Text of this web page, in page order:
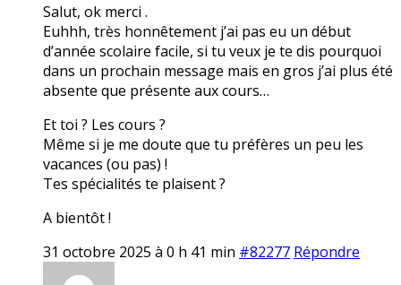
Salut, ok merci .
Euhhh, très honnêtement j’ai pas eu un début
d’année scolaire facile, si tu veux je te dis pourquoi
dans un prochain message mais en gros j’ai plus été
absente que présente aux cours…
Et toi ? Les cours ?
Même si je me doute que tu préfères un peu les
vacances (ou pas) !
Tes spécialités te plaisent ?
A bientôt !
31 octobre 2025 à 0 h 41 min #82277 Répondre